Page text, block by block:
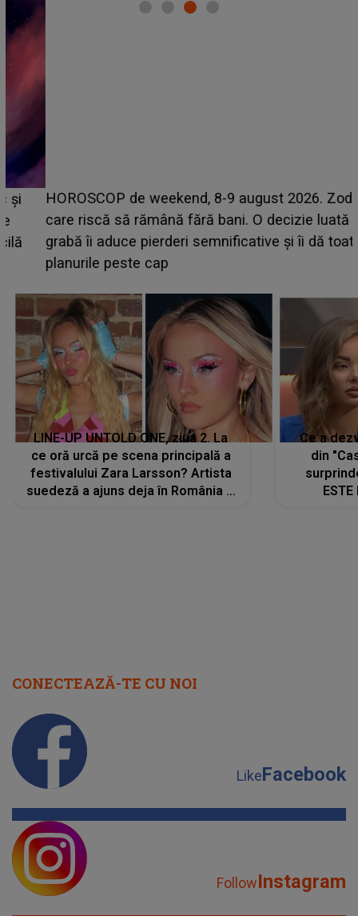
HOROSCOP de weekend, 8-9 august 2026. Zodia
care riscă să rămână fără bani. O decizie luată în
grabă îi aduce pierderi semnificative și îi dă toate
planurile peste cap
LINE-UP UNTOLD ONE, ziua 2. La
ce oră urcă pe scena principală a
festivalului Zara Larsson? Artista
suedeză a ajuns deja în România și
Ce a
din
CONECTEAZĂ-TE CU NOI
LikeFacebook
FollowInstagram